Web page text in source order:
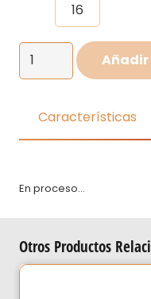
16
Disfraz
de
paraCaracterísticas
En proceso…
Otros Productos